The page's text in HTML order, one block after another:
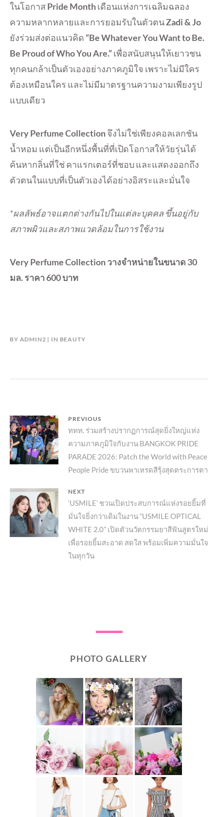
ในโอกาสPride Monthเดือนแห่งการเฉลิมฉลอง
ความหลากหลายและการยอมรับในตัวตนZadi & Jo
ยังร่วมส่งต่อแนวคิด “Be Whatever You Want to Be.
Be Proud of Who You Are.”เพื่อสนับสนุนให้เยาวชน
ทุกคนกล้าเป็นตัวเองอย่างภาคภูมิใจ เพราะไม่มีใคร
ต้องเหมือนใคร และไม่มีมาตรฐานความงามเพียงรูป
แบบเดียว
Very Perfume Collectionจึงไม่ใช่เพียงคอลเลกชัน
น้ำหอม แต่เป็นอีกหนึ่งพื้นที่ที่เปิดโอกาสให้วัยรุ่นได้
ค้นหากลิ่นที่ใช่ คาแรกเตอร์ที่ชอบ และแสดงออกถึง
ตัวตนในแบบที่เป็นตัวเองได้อย่างอิสระและมั่นใจ
*ผลลัพธ์อาจแตกต่างกันไปในแต่ละบุคคล ขึ้นอยู่กับ
สภาพผิวและสภาพแวดล้อมในการใช้งาน
Very Perfume Collection วางจำหน่ายในขนาด 30
มล. ราคา 600 บาท
BY ADMIN2 IN BEAUTY
แนะแนว
เรื่อง
PREVIOUS
Previous
post:
ททท. ร่วมสร้างปรากฏการณ์สุดยิ่งใหญ่แห่ง
ความภาคภูมิใจกับงาน BANGKOK PRIDE
PARADE 2026: Patch the World with Peace
People Pride ขบวนพาเหรดสีรุ้งสุดตระการตา
NEXT
Next
post:
‘USMILE’ ชวนเปิดประสบการณ์แห่งรอยยิ้มที่
มั่นใจยิ่งกว่าเดิมในงาน “USMILE OPTICAL
WHITE 2.0” เปิดตัวนวัตกรรมยาสีฟันสูตรใหม่
เพื่อรอยยิ้มสะอาด สดใส พร้อมเพิ่มความมั่นใจ
ในทุกวัน
PHOTO GALLERY